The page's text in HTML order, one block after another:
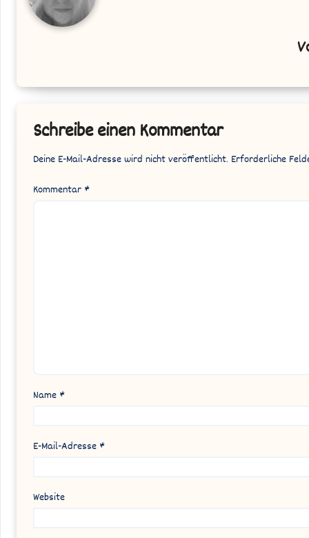
Schreibe einen Kommentar
Deine E-Mail-Adresse wird nicht veröffentlicht. Erforderliche
Kommentar *
Name *
E-Mail-Adresse *
Website